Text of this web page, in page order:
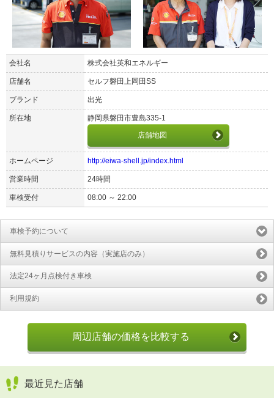
会社名 株式会社英和エネルギー
店舗名 セルフ磐田上岡田SS
ブランド 出光
所在地
静岡県磐田市豊島335-1
店舗地図
ホームページ http://eiwa-shell.jp/index.html
営業時間 24時間
車検受付 08:00 ～ 22:00
車検予約について
無料見積りサービスの内容（実施店のみ）
法定24ヶ月点検付き車検
利用規約
周辺店舗の価格を比較する
最近見た店舗